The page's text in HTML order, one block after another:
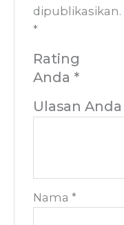
dipublikasikan.
*
Rating
Anda *
Ulasan Anda
Nama*